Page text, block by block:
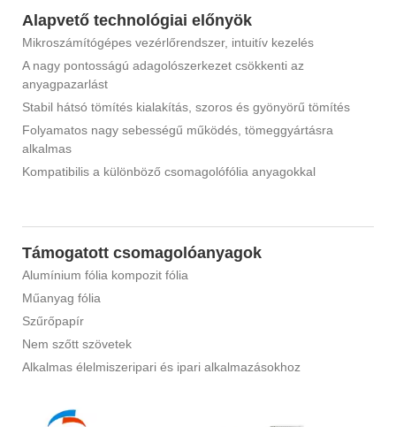
Alapvető technológiai előnyök
Mikroszámítógépes vezérlőrendszer, intuitív kezelés
A nagy pontosságú adagolószerkezet csökkenti az
anyagpazarlást
Stabil hátsó tömítés kialakítás, szoros és gyönyörű tömítés
Folyamatos nagy sebességű működés, tömeggyártásra
alkalmas
Kompatibilis a különböző csomagolófólia anyagokkal
Támogatott csomagolóanyagok
Alumínium fólia kompozit fólia
Műanyag fólia
Szűrőpapír
Nem szőtt szövetek
Alkalmas élelmiszeripari és ipari alkalmazásokhoz